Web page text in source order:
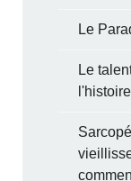
Le
Le